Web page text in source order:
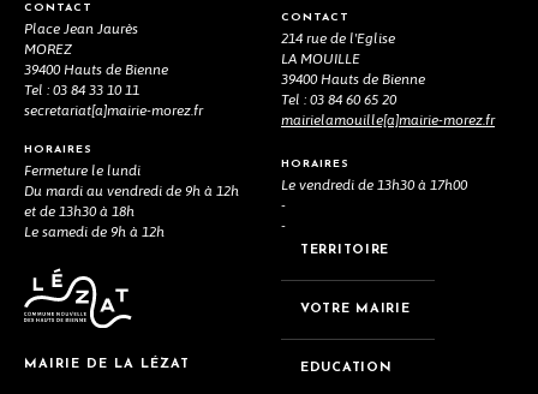
CONTACT
Place Jean Jaurès
MOREZ
39400 Hauts de Bienne
Tel : 03 84 33 10 11
secretariat[a]mairie-morez.fr
HORAIRES
Fermeture le lundi
Du mardi au vendredi de 9h à 12h
et de 13h30 à 18h
Le samedi de 9h à 12h
CONTACT
214 rue de l'Eglise
LA MOUILLE
39400 Hauts de Bienne
Tel : 03 84 60 65 20
mairielamouille[a]mairie-morez.fr
HORAIRES
Le vendredi de 13h30 à 17h00
-
-
MAIRIE DE LA LÉZAT
TERRITOIRE
VOTRE MAIRIE
EDUCATION